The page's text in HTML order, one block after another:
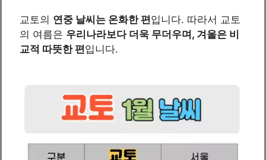
교토의 연중 날씨는 온화한 편입니다. 따라서 교토
의 여름은 우리나라보다 더욱 무더우며, 겨울은 비
교적 따뜻한 편입니다.